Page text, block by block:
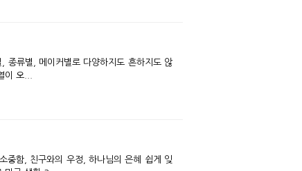
종류별, 메이커별로 다양하지도 흔하지도 않
이 오...
중함, 친구와의 우정, 하나님의 은혜 쉽게 잊